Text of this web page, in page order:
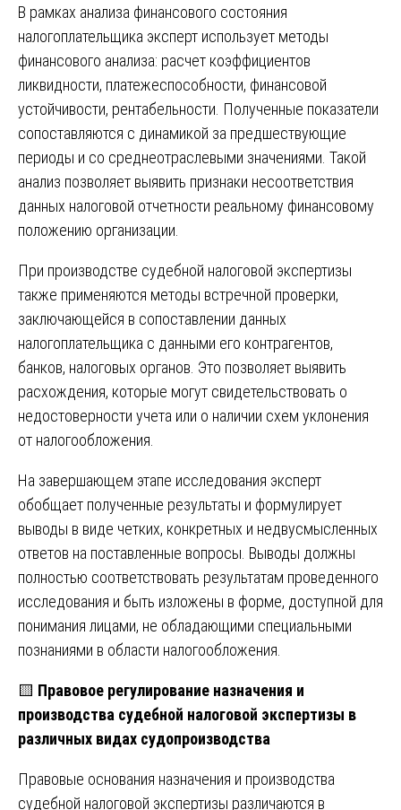
В рамках анализа финансового состояния
налогоплательщика эксперт использует методы
финансового анализа: расчет коэффициентов
ликвидности, платежеспособности, финансовой
устойчивости, рентабельности. Полученные показатели
сопоставляются с динамикой за предшествующие
периоды и со среднеотраслевыми значениями. Такой
анализ позволяет выявить признаки несоответствия
данных налоговой отчетности реальному финансовому
положению организации.
При производстве судебной налоговой экспертизы
также применяются методы встречной проверки,
заключающейся в сопоставлении данных
налогоплательщика с данными его контрагентов,
банков, налоговых органов. Это позволяет выявить
расхождения, которые могут свидетельствовать о
недостоверности учета или о наличии схем уклонения
от налогообложения.
На завершающем этапе исследования эксперт
обобщает полученные результаты и формулирует
выводы в виде четких, конкретных и недвусмысленных
ответов на поставленные вопросы. Выводы должны
полностью соответствовать результатам проведенного
исследования и быть изложены в форме, доступной для
понимания лицами, не обладающими специальными
познаниями в области налогообложения.
🟨 Правовое регулирование назначения и
производства судебной налоговой экспертизы в
различных видах судопроизводства
Правовые основания назначения и производства
судебной налоговой экспертизы различаются в